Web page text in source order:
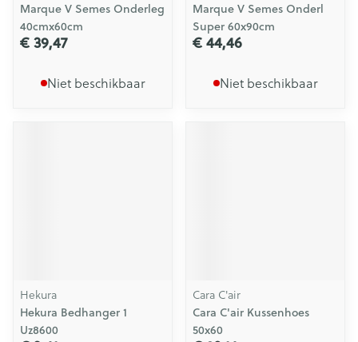
Marque V Semes Onderleg
40cmx60cm
€ 39,47
Niet beschikbaar
Marque V Semes Onderl
Super 60x90cm
€ 44,46
Niet beschikbaar
Hekura
Hekura Bedhanger 1
Uz8600
Cara C'air
Cara C'air Kussenhoes
50x60